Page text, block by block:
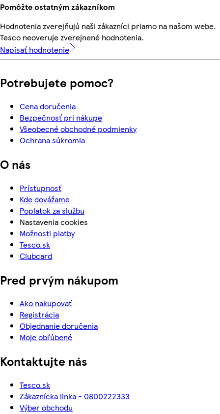
Pomôžte ostatným zákazníkom
Hodnotenia zverejňujú naši zákazníci priamo na našom webe.
Tesco neoveruje zverejnené hodnotenia.
Napísať hodnotenie
Potrebujete pomoc?
Cena doručenia
Bezpečnosť pri nákupe
Všeobecné obchodné podmienky
Ochrana súkromia
O nás
Prístupnosť
Kde dovážame
Poplatok za službu
Nastavenia cookies
Možnosti platby
Tesco.sk
Clubcard
Pred prvým nákupom
Ako nakupovať
Registrácia
Objednanie doručenia
Moje obľúbené
Kontaktujte nás
Tesco.sk
Zákaznícka linka - 0800222333
Výber obchodu